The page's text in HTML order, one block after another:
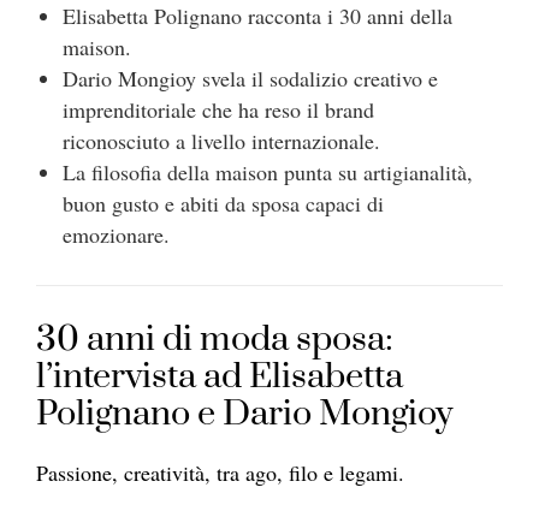
Elisabetta Polignano racconta i 30 anni della
maison.
Dario Mongioy svela il sodalizio creativo e
imprenditoriale che ha reso il brand
riconosciuto a livello internazionale.
La filosofia della maison punta su artigianalità,
buon gusto e abiti da sposa capaci di
emozionare.
30 anni di moda sposa:
l’intervista ad Elisabetta
Polignano e Dario Mongioy
Passione, creatività, tra ago, filo e legami.